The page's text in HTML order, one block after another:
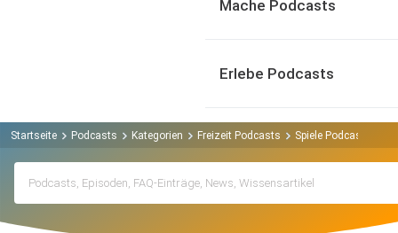
Mache Podcasts
Erlebe Podcasts
Startseite Podcasts Kategorien Freizeit Podcasts Spiele Podcasts